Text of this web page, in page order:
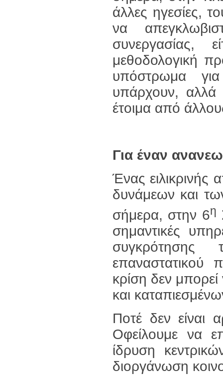
άλλες ηγεσίες,
να
συνεργασίας,
μεθοδολογική
υπόστρωμα για
υπάρχουν, αλλά
έτοιμα από
Για έναν
Ένας
δυνάμεων και
σήμερα, στην 6η
σημαντικές
συγκρότησης
επαναστατικού
κρίση δεν
και
Ποτέ δεν είναι
Οφείλουμε να
ίδρυση
διοργάνωση